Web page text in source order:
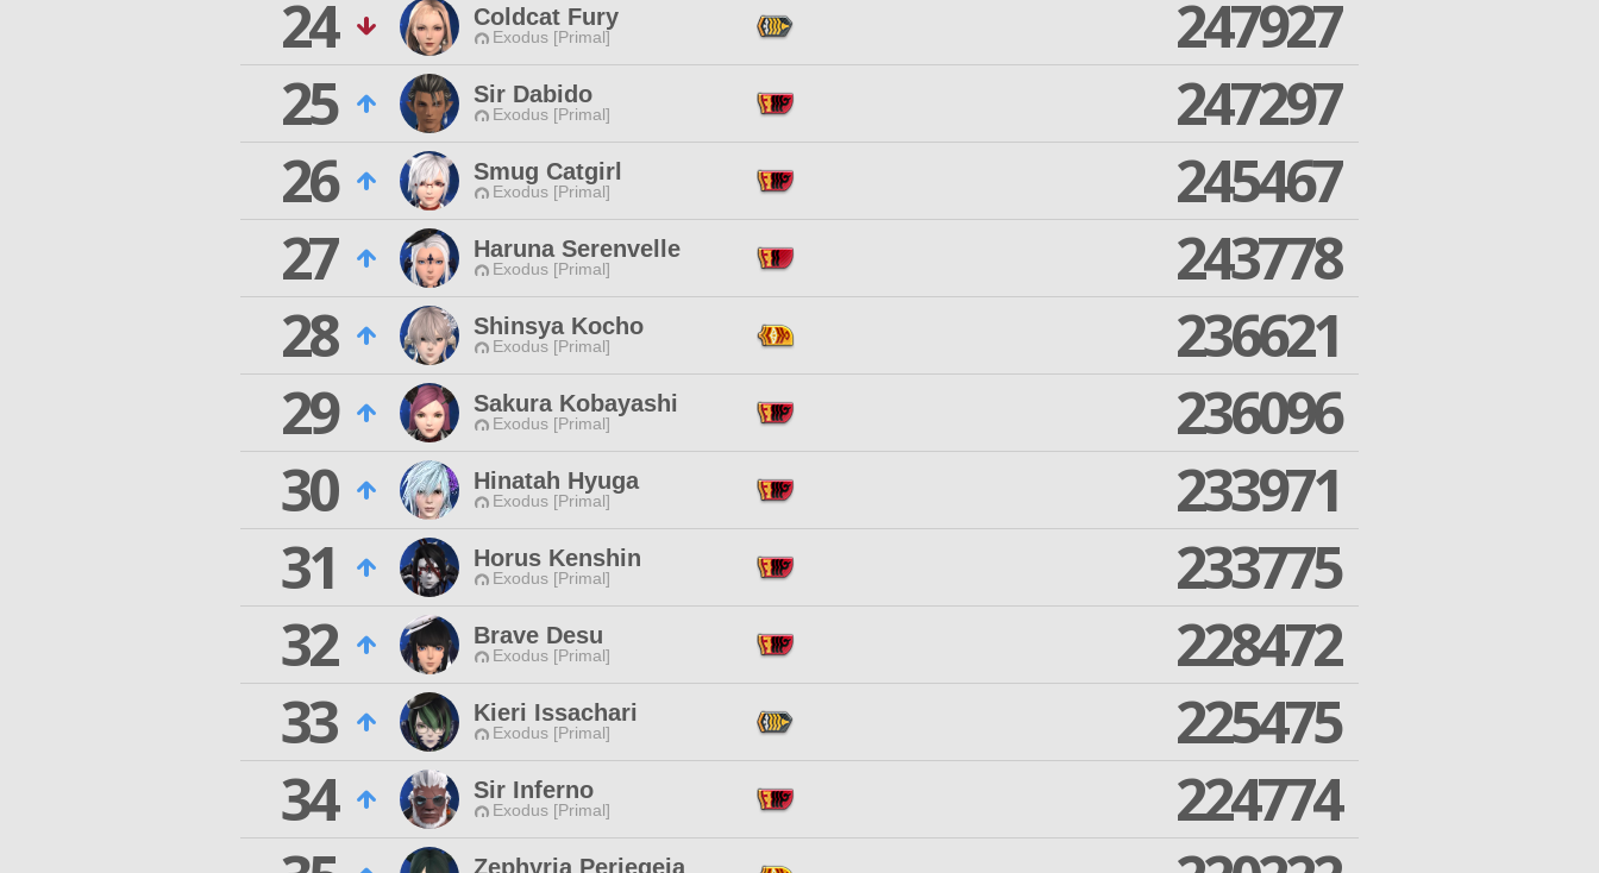
24
Coldcat Fury
Exodus [Primal]
247927
25
Sir Dabido
Exodus [Primal]
247297
26
Smug Catgirl
Exodus [Primal]
245467
27
Haruna Serenvelle
Exodus [Primal]
243778
28
Shinsya Kocho
Exodus [Primal]
236621
29
Sakura Kobayashi
Exodus [Primal]
236096
30
Hinatah Hyuga
Exodus [Primal]
233971
31
Horus Kenshin
Exodus [Primal]
233775
32
Brave Desu
Exodus [Primal]
228472
33
Kieri Issachari
Exodus [Primal]
225475
34
Sir Inferno
Exodus [Primal]
224774
Zephyria Periegeia